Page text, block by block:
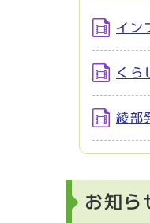
イン
くら
綾部
お知ら